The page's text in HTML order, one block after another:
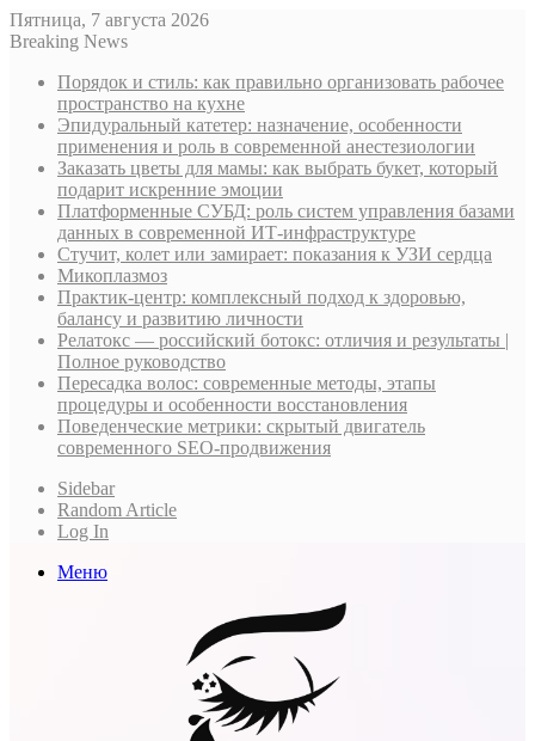
Пятница, 7 августа 2026
Breaking News
Порядок и стиль: как правильно организовать рабочее
пространство на кухне
Эпидуральный катетер: назначение, особенности
применения и роль в современной анестезиологии
Заказать цветы для мамы: как выбрать букет, который
подарит искренние эмоции
Платформенные СУБД: роль систем управления базами
данных в современной ИТ-инфраструктуре
Стучит, колет или замирает: показания к УЗИ сердца
Микоплазмоз
Практик-центр: комплексный подход к здоровью,
балансу и развитию личности
Релатокс — российский ботокс: отличия и результаты |
Полное руководство
Пересадка волос: современные методы, этапы
процедуры и особенности восстановления
Поведенческие метрики: скрытый двигатель
современного SEO-продвижения
Sidebar
Random Article
Log In
Меню